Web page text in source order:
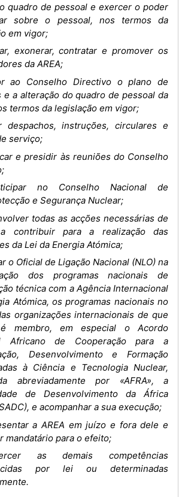
quadro de pessoal e exercer o poder
sobre o pessoal, nos termos da
em vigor;
exonerar, contratar e promover os
da AREA;
ao Conselho Directivo o plano de
e a alteração do quadro de pessoal da
termos da legislação em vigor;
despachos, instruções, circulares e
serviço;
e presidir às reuniões do Conselho
no Conselho Nacional de
e Segurança Nuclear;
todas as acções necessárias de
contribuir para a realização das
da Lei da Energia Atómica;
o Oficial de Ligação Nacional (NLO) na
dos programas nacionais de
técnica com a Agência Internacional
Atómica, os programas nacionais no
organizações internacionais de que
membro, em especial o Acordo
Africano de Cooperação para a
Desenvolvimento e Formação
à Ciência e Tecnologia Nuclear,
abreviadamente por «AFRA», a
de Desenvolvimento da África
e acompanhar a sua execução;
a AREA em juízo e fora dele e
mandatário para o efeito;
as demais competências
por lei ou determinadas